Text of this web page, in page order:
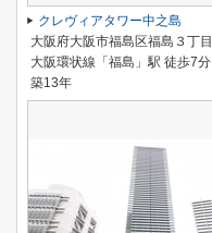
クレヴィアタワー中之島
大阪府大阪市福島区福島３丁目
大阪環状線「福島」駅 徒歩7分
築13年